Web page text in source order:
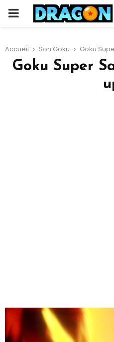
PRIMARY
Accueil Son Goku Goku
Goku Super